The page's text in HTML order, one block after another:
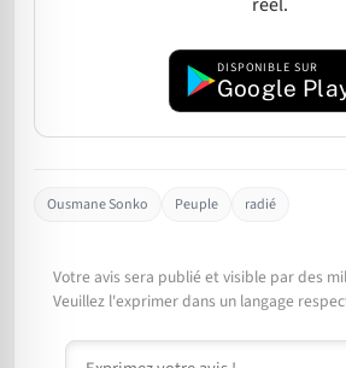
réel.
DISPONIBLE SUR
Google
Ousmane Sonko Peuple radié
Votre avis sera publié et visible par des
Veuillez l'exprimer dans un langage
Commentaire